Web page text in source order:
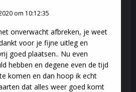
om 10:12:35
onverwacht afbreken, je weet
voor je fijne uitleg en
goed plaatsen.. Nu even
hebben en degene even de tijd
komen en dan hoop ik echt
dat alles weer goed komt